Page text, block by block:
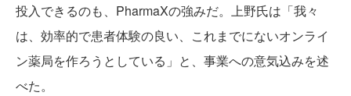
投入できるのも、PharmaXの強みだ。上野氏は「我々
は、効率的で患者体験の良い、これまでにないオンライ
ン薬局を作ろうとしている」と、事業への意気込みを述
べた。